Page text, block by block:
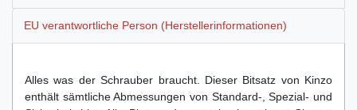
EU verantwortliche Person (Herstellerinformationen)
Alles was der Schrauber braucht. Dieser Bitsatz von Kinzo
enthält sämtliche Abmessungen von Standard-, Spezial- und